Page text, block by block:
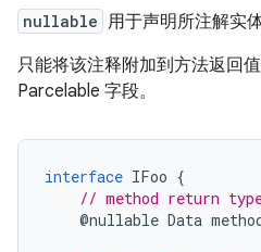
nullable 用于声明所注解实
只能将该注释附加到方法返回
Parcelable 字段。
interface IFoo {
// method return
@nullable Data